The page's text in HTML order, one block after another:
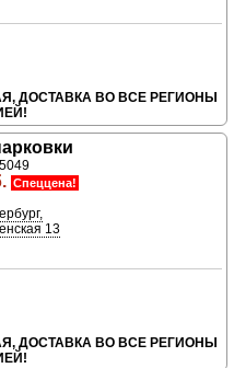
ДОСТАВКА ВО ВСЕ РЕГИОНЫ
Спеццена!
13
ДОСТАВКА ВО ВСЕ РЕГИОНЫ